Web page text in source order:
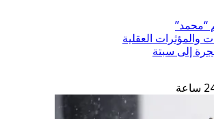
“محمد”
العقلية
إلى سبتة